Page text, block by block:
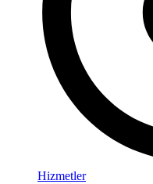
Hizmetler